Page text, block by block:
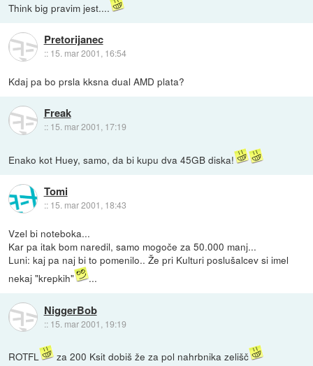
Think big pravim jest....
Pretorijanec
:: 15. mar 2001, 16:54
Kdaj pa bo prsla kksna dual AMD plata?
Freak
:: 15. mar 2001, 17:19
Enako kot Huey, samo, da bi kupu dva 45GB diska!
Tomi
:: 15. mar 2001, 18:43
Vzel bi noteboka...
Kar pa itak bom naredil, samo mogoče za 50.000 manj...
Luni: kaj pa naj bi to pomenilo.. Že pri Kulturi poslušalcev si imel
nekaj "krepkih"
...
NiggerBob
:: 15. mar 2001, 19:19
ROTFL za 200 Ksit dobiš že za pol nahrbnika zelišč